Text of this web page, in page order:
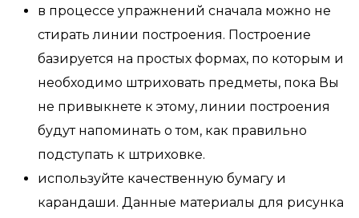
в процессе упражнений сначала можно не
стирать линии построения. Построение
базируется на простых формах, по которым и
необходимо штриховать предметы, пока Вы
не привыкнете к этому, линии построения
будут напоминать о том, как правильно
подступать к штриховке.
используйте качественную бумагу и
карандаши. Данные материалы для рисунка